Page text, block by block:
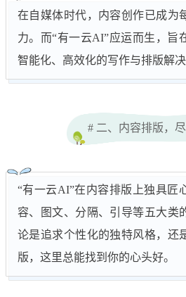
在自媒体时代，内容创作已成为
力。而“有一云AI”应运而生，旨
智能化、高效化的写作与排版解决
# 二、内容排版，
“有一云AI”在内容排版上独具匠
容、图文、分隔、引导等五大类
论是追求个性化的独特风格，还
版，这里总能找到你的心头好。